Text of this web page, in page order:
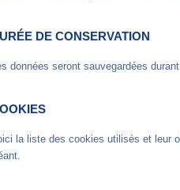
DE CONSERVATION
données seront sauvegardées
la liste des cookies utilisés et leur